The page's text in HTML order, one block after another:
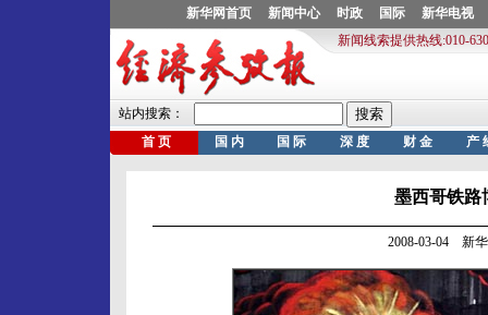
墨西哥铁路
2008-03-04 新